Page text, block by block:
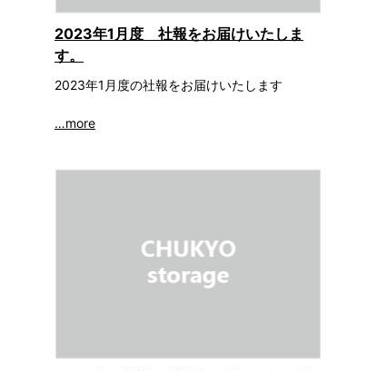
2023年1月度 社報をお届けいたしま
す。
2023年1月度の社報をお届けいたします
…more